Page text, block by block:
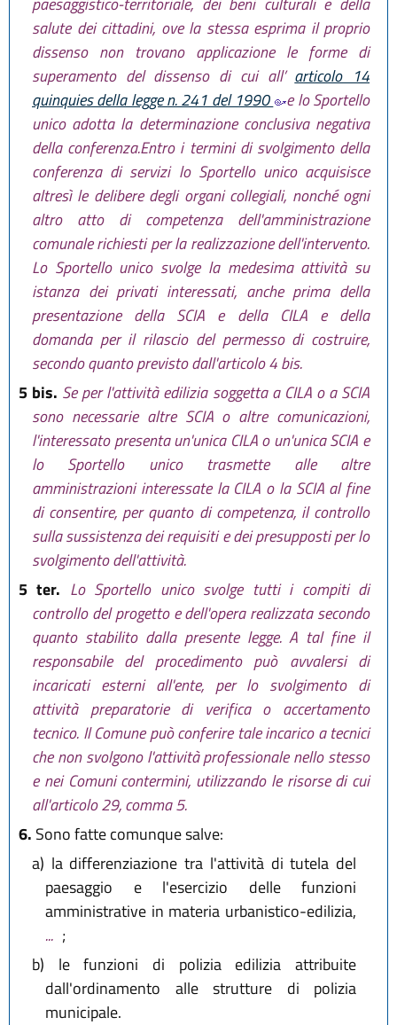
salute dei cittadini, ove la stessa esprima il proprio
dissenso non trovano applicazione le forme di
superamento del dissenso di cui all’ articolo 14
quinquies della legge n. 241 del 1990
e lo Sportello
unico adotta la determinazione conclusiva negativa
della conferenza.Entro i termini di svolgimento della
conferenza di servizi lo Sportello unico acquisisce
altresì le delibere degli organi collegiali, nonché ogni
altro atto di competenza dell'amministrazione
comunale richiesti per la realizzazione dell'intervento.
Lo Sportello unico svolge la medesima attività su
istanza dei privati interessati, anche prima della
presentazione della SCIA e della CILA e della
domanda per il rilascio del permesso di costruire,
secondo quanto previsto dall'articolo 4 bis.
5 bis. Se per l'attività edilizia soggetta a CILA o a SCIA
sono necessarie altre SCIA o altre comunicazioni,
l'interessato presenta un'unica CILA o un'unica SCIA e
lo Sportello unico trasmette alle altre
amministrazioni interessate la CILA o la SCIA al fine
di consentire, per quanto di competenza, il controllo
sulla sussistenza dei requisiti e dei presupposti per lo
svolgimento dell'attività.
5 ter. Lo Sportello unico svolge tutti i compiti di
controllo del progetto e dell'opera realizzata secondo
quanto stabilito dalla presente legge. A tal fine il
responsabile del procedimento può avvalersi di
incaricati esterni all'ente, per lo svolgimento di
attività preparatorie di verifica o accertamento
tecnico. Il Comune può conferire tale incarico a tecnici
che non svolgono l'attività professionale nello stesso
e nei Comuni contermini, utilizzando le risorse di cui
all'articolo 29, comma 5.
6. Sono fatte comunque salve:
a) la differenziazione tra l'attività di tutela del
paesaggio e l'esercizio delle funzioni
amministrative in materia urbanistico-edilizia,
... ;
b) le funzioni di polizia edilizia attribuite
dall'ordinamento alle strutture di polizia
municipale.